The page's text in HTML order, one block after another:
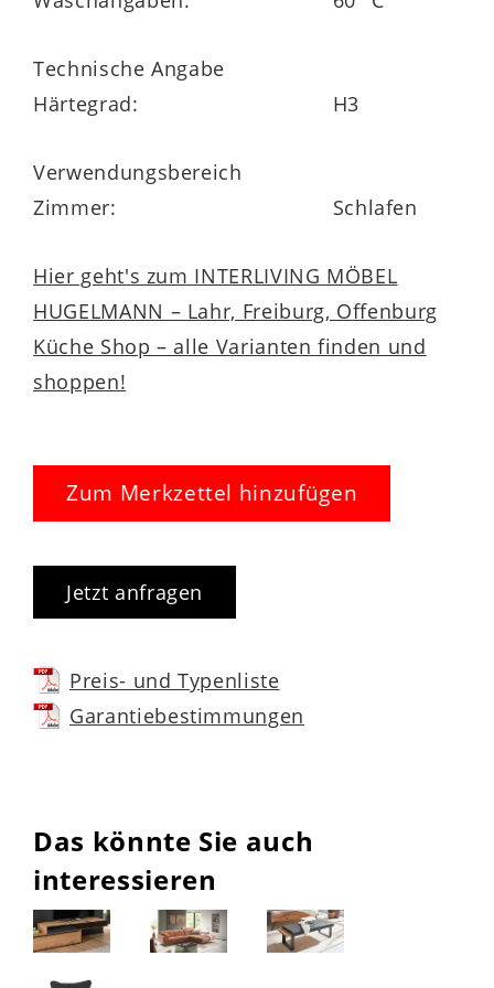
Liegefläche besteht der Bezug aus 75 %
Auf Border und Unterseite ist er zu 100 %
aus Polyester gefertigt – inklusive
Klimafaser-Versteppung von 100 g/qm.
Alternativ steht Ihnen die erstklassige
Matratzen Serie 1925 auch noch in einem
anderen Härtegrad zur Wahl. Sie ist
außerdem in vielen Größen erhältlich. Alle
Matratzen des Programms haben 5 Jahre
Technische Angabe
Härtegrad:
H3
Verwendungsbereich
Zimmer:
Schlafen
Hier geht's zum INTERLIVING MÖBEL
HUGELMANN – Lahr, Freiburg, Offenburg
Küche Shop – alle Varianten finden und
shoppen!
Zum Merkzettel hinzufügen
Jetzt anfragen
Preis- und Typenliste
Garantiebestimmungen
Das könnte Sie auch
interessieren